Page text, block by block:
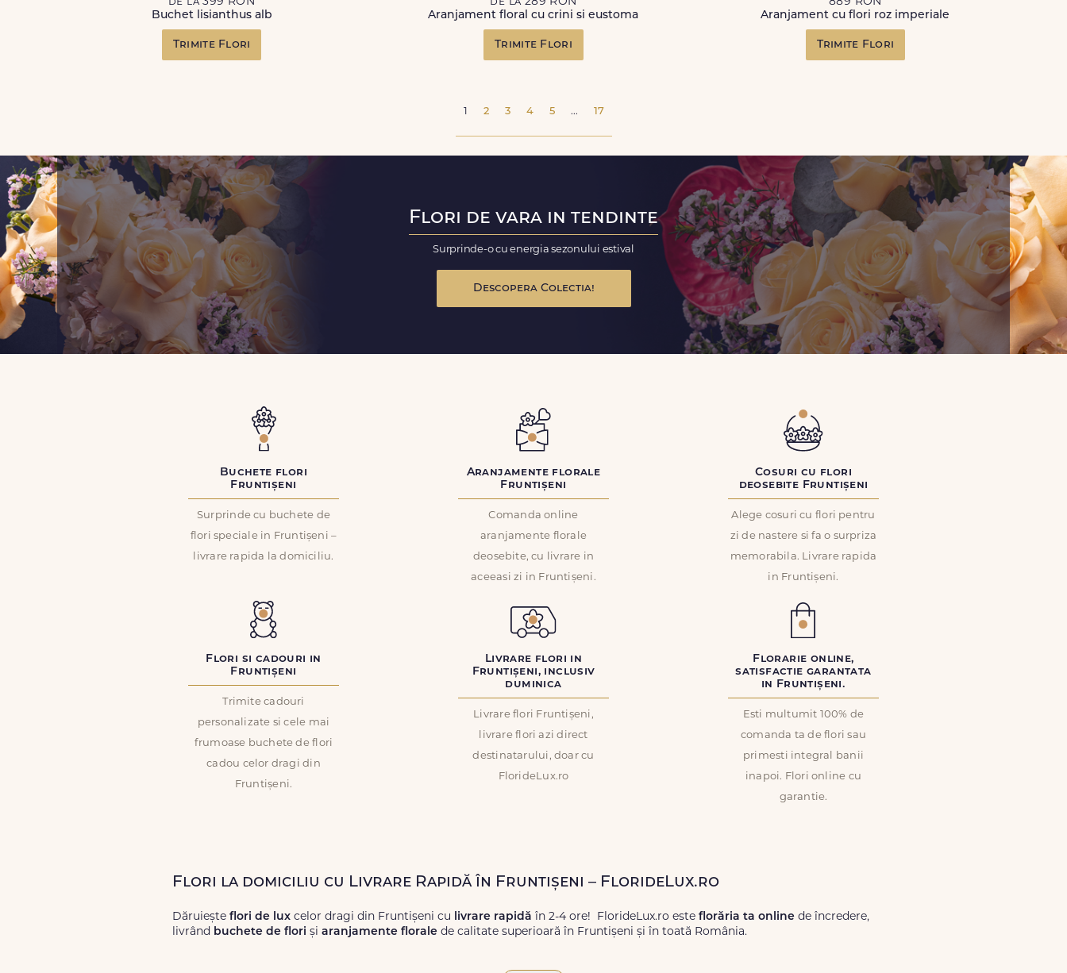
Buchet lisianthus alb
Trimite Flori
Aranjament floral cu crini si eustoma
Trimite Flori
Aranjament cu flori roz imperiale
Trimite Flori
1 2 3 4 5 ... 17
Flori de vara in tendinte
Surprinde-o cu energia sezonului estival
Descopera Colectia!
Buchete flori
Fruntișeni
Surprinde cu buchete de
flori speciale in Fruntișeni –
livrare rapida la domiciliu.
Aranjamente florale
Fruntișeni
Comanda online
aranjamente florale
deosebite, cu livrare in
aceeasi zi in Fruntișeni.
Cosuri cu flori
deosebite Fruntișeni
Alege cosuri cu flori pentru
zi de nastere si fa o surpriza
memorabila. Livrare rapida
in Fruntișeni.
Flori si cadouri in
Fruntișeni
Trimite cadouri
personalizate si cele mai
frumoase buchete de flori
cadou celor dragi din
Fruntișeni.
Livrare flori in
Fruntișeni, inclusiv
duminica
Livrare flori Fruntișeni,
livrare flori azi direct
destinatarului, doar cu
FlorideLux.ro
Florarie online,
satisfactie garantata
in Fruntișeni.
Esti multumit 100% de
comanda ta de flori sau
primesti integral banii
inapoi. Flori online cu
garantie.
Flori la domiciliu cu Livrare Rapidă în Fruntișeni – FlorideLux.ro
Dăruiește flori de lux celor dragi din Fruntișeni cu livrare rapidă în 2-4 ore! FlorideLux.ro este florăria ta online de încredere,
livrând buchete de flori și aranjamente florale de calitate superioară în Fruntișeni și în toată România.